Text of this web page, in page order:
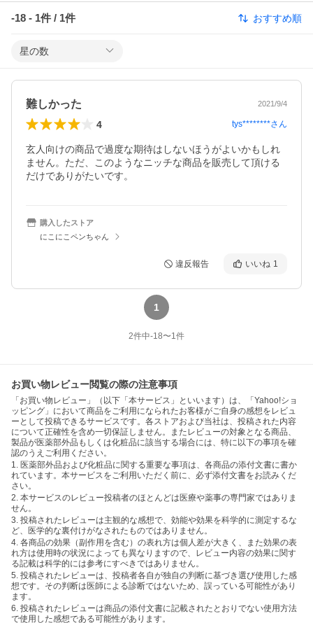
-18 - 1件 / 1件 おすすめ順
星の数
難しかった 2021/9/4
4 tys********さん
玄人向けの商品で過度な期待はしないほうがよいかもしれ
ません。ただ、このようなニッチな商品を販売して頂ける
だけでありがたいです。
購入したストア
にこにこペンちゃん
違反報告 いいね 1
1
2件中-18〜1件
お買い物レビュー閲覧の際の注意事項
「お買い物レビュー」（以下「本サービス」といいます）は、「Yahoo!ショ
ッピング」において商品をご利用になられたお客様がご自身の感想をレビュ
ーとして投稿できるサービスです。各ストアおよび当社は、投稿された内容
について正確性を含め一切保証しません。またレビューの対象となる商品、
製品が医薬部外品もしくは化粧品に該当する場合には、特に以下の事項を確
認のうえご利用ください。
1. 医薬部外品および化粧品に関する重要な事項は、各商品の添付文書に書か
れています。本サービスをご利用いただく前に、必ず添付文書をお読みくだ
さい。
2. 本サービスのレビュー投稿者のほとんどは医療や薬事の専門家ではありま
せん。
3. 投稿されたレビューは主観的な感想で、効能や効果を科学的に測定するな
ど、医学的な裏付けがなされたものではありません。
4. 各商品の効果（副作用を含む）の表れ方は個人差が大きく、また効果の表
れ方は使用時の状況によっても異なりますので、レビュー内容の効果に関す
る記載は科学的には参考にすべきではありません。
5. 投稿されたレビューは、投稿者各自が独自の判断に基づき選び使用した感
想です。その判断は医師による診断ではないため、誤っている可能性があり
ます。
6. 投稿されたレビューは商品の添付文書に記載されたとおりでない使用方法
で使用した感想である可能性があります。